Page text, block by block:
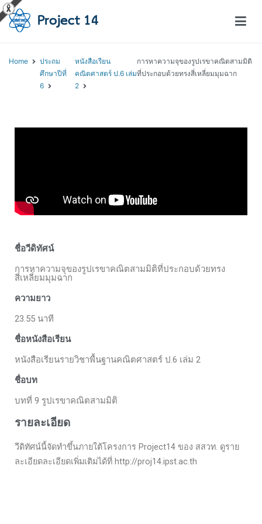
Home
ประถม
ศึกษาปีที่
6
หนังสือเรียน
คณิตศาสตร์ ป.6 เล่ม
2
การหาความจุของรูปเรขาคณิตสามมิติ
ที่ประกอบด้วยทรงสี่เหลี่ยมมุมฉาก
ชื่อวีดิทัศน์
การหาความจุของรูปเรขาคณิตสามมิติที่ประกอบด้วยทรง
สี่เหลี่ยมมุมฉาก
ความยาว
23.55 นาที
ชื่อหนังสือเรียน
หนังสือเรียนรายวิชาพื้นฐานคณิตศาสตร์ ป.6 เล่ม 2
ชื่อบท
บทที่ 9 รูปเรขาคณิตสามมิติ
รายละเอียด
วีดิทัศน์นี้จัดทำขึ้นภายใต้โครงการ Project14 ของ สสวท. ดูราย
ละเอียดละเอียดเพิ่มเติมได้ที่ http://proj14.ipst.ac.th